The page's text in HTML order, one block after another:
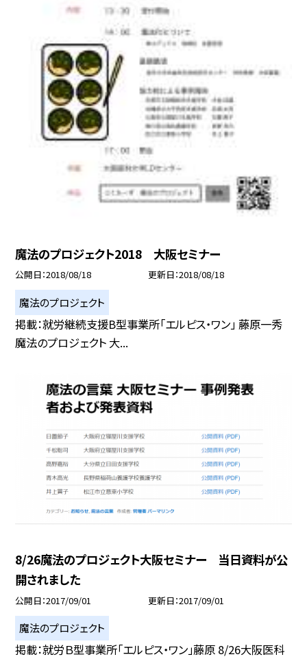
魔法のプロジェクト2018 大阪セミナー
公開日 2018/08/18 更新日 2018/08/18
魔法のプロジェクト
掲載：就労継続支援B型事業所「エルピス・ワン」 藤原一秀
魔法のプロジェクト 大...
8/26魔法のプロジェクト大阪セミナー 当日資料が公
開されました
公開日 2017/09/01 更新日 2017/09/01
魔法のプロジェクト
掲載：就労Ｂ型事業所「エルピス・ワン」藤原 8/26大阪医科